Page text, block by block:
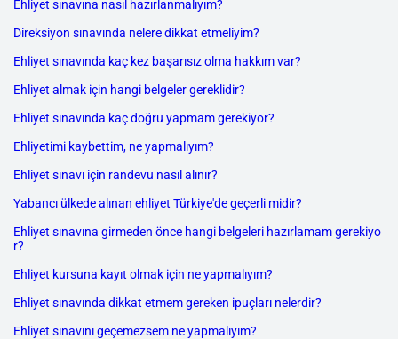
Ehliyet sınavına nasıl hazırlanmalıyım?
Direksiyon sınavında nelere dikkat etmeliyim?
Ehliyet sınavında kaç kez başarısız olma hakkım var?
Ehliyet almak için hangi belgeler gereklidir?
Ehliyet sınavında kaç doğru yapmam gerekiyor?
Ehliyetimi kaybettim, ne yapmalıyım?
Ehliyet sınavı için randevu nasıl alınır?
Yabancı ülkede alınan ehliyet Türkiye'de geçerli midir?
Ehliyet sınavına girmeden önce hangi belgeleri hazırlamam gerekiyo
r?
Ehliyet kursuna kayıt olmak için ne yapmalıyım?
Ehliyet sınavında dikkat etmem gereken ipuçları nelerdir?
Ehliyet sınavını geçemezsem ne yapmalıyım?